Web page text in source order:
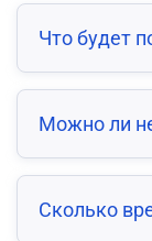
Что будет
Можно ли
Сколько